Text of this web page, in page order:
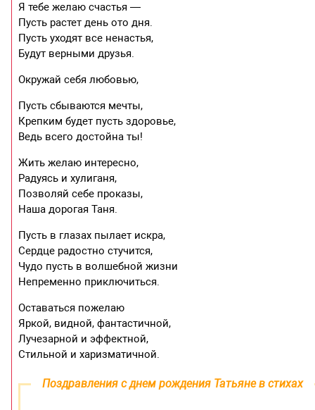
Я тебе желаю счастья —
Пусть растет день ото дня.
Пусть уходят все ненастья,
Будут верными друзья.
Окружай себя любовью,
Пусть сбываются мечты,
Крепким будет пусть здоровье,
Ведь всего достойна ты!
Жить желаю интересно,
Радуясь и хулиганя,
Позволяй себе проказы,
Наша дорогая Таня.
Пусть в глазах пылает искра,
Сердце радостно стучится,
Чудо пусть в волшебной жизни
Непременно приключиться.
Оставаться пожелаю
Яркой, видной, фантастичной,
Лучезарной и эффектной,
Стильной и харизматичной.
Поздравления с днем рождения Татьяне в стихах